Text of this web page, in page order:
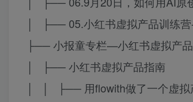
│ ├── 05.小红书虚拟产品训练营
├── 小报童专栏—小红书虚拟产
│ ├── 小红书虚拟产品指南
│ │ ├── 用flowith做了一个虚拟